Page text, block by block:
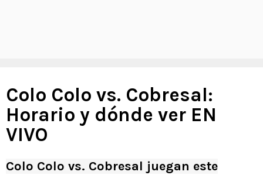
Colo Colo vs. Cobresal:
Horario y dónde ver EN
VIVO
Colo Colo vs. Cobresal juegan este